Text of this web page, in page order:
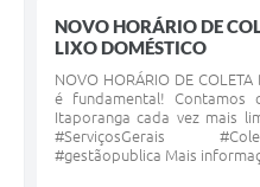
NOVO HORÁRIO DE
LIXO DOMÉSTICO
NOVO HORÁRIO DE
é fundamental! Contamos
Itaporanga cada vez mais
#ServiçosGerais
#gestãopublica Mais